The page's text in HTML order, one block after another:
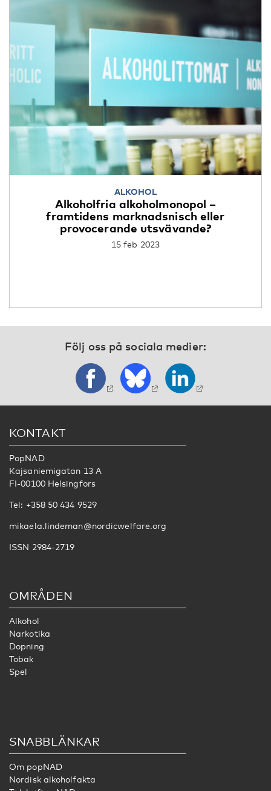
ALKOHOL
Alkoholfria alkoholmonopol –
framtidens marknadsnisch eller
provocerande utsvävande?
15 feb 2023
Följ oss på sociala medier:
KONTAKT
PopNAD
Kajsaniemigatan 13 A
FI-00100 Helsingfors
Tel: +358 50 434 9529
mikaela.lindeman@nordicwelfare.org
ISSN 2984-2719
OMRÅDEN
Alkohol
Narkotika
Dopning
Tobak
Spel
SNABBLÄNKAR
Om popNAD
Nordisk alkoholfakta